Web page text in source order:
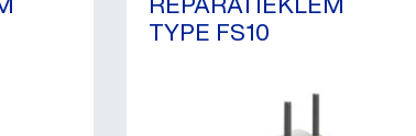
TYPE FS10